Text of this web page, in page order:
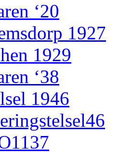
‘20
1927
1929
‘38
1946